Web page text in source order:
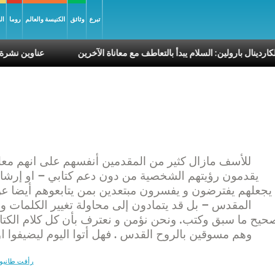
روما الكنيسة والعالم وثائق تبرع
الكاردينال بارولين: السلام يبدأ بالتعاطف مع معاناة الآخرين
للأسف مازال كثير من المقدمين أنفسهم على انهم
يقدمون رؤيتهم الشخصية من دون دعم كتابي – او
يجعلهم يفترضون و يفسرون مبتعدين بمن يتابعوهم أيضا
المقدس – بل قد يتمادون إلى محاولة تغيير الكلمات و
ما سبق وكتب. ونحن نؤمن و نعترف بأن كل كلام
وهم مسوقين بالروح القدس . فهل أتوا اليوم
رأفت